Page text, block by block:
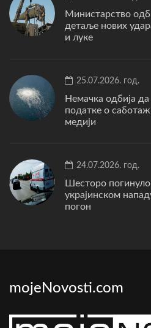
Министарство
детаље нових
и луке
25.07.2026. год.
Немачка одбија
податке о
медији
24.07.2026. год.
Шесторо
украјинском
погон
mojeNovosti.com